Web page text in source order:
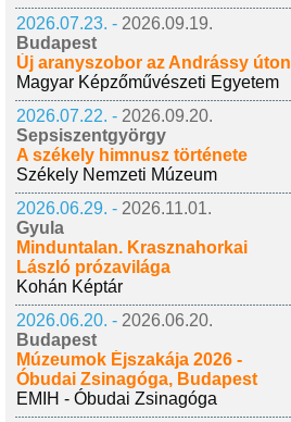
2026.07.23. - 2026.09.19.
Budapest
Új aranyszobor az Andrássy úton
Magyar Képzőművészeti Egyetem
2026.07.22. - 2026.09.20.
Sepsiszentgyörgy
A székely himnusz története
Székely Nemzeti Múzeum
2026.06.29. - 2026.11.01.
Gyula
Minduntalan. Krasznahorkai
László prózavilága
Kohán Képtár
2026.06.20. - 2026.06.20.
Budapest
Múzeumok Éjszakája 2026 -
Óbudai Zsinagóga, Budapest
EMIH - Óbudai Zsinagóga